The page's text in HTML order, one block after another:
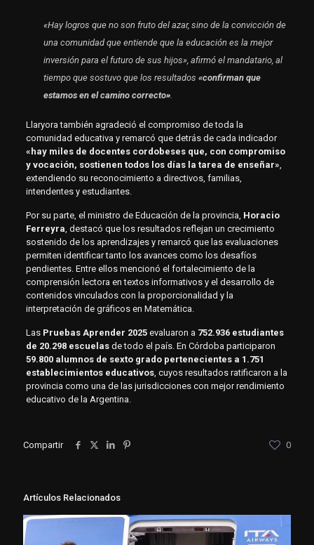
«Hay logros que no son fruto del azar, sino de la convicción de
una comunidad que entiende que la educación es la mejor
inversión para el futuro de sus hijos», afirmó el mandatario, al
tiempo que sostuvo que los resultados «confirman que
estamos en el camino correcto».
Llaryora también agradeció el compromiso de toda la
comunidad educativa y remarcó que detrás de cada indicador
«hay miles de docentes cordobeses que, con compromiso
y vocación, sostienen todos los días la tarea de enseñar»,
extendiendo su reconocimiento a directivos, familias,
intendentes y estudiantes.
Por su parte, el ministro de Educación de la provincia, Horacio
Ferreyra, destacó que los resultados reflejan un crecimiento
sostenido de los aprendizajes y remarcó que las evaluaciones
permiten identificar tanto los avances como los desafíos
pendientes. Entre ellos mencionó el fortalecimiento de la
comprensión lectora en textos informativos y el desarrollo de
contenidos vinculados con la proporcionalidad y la
interpretación de gráficos en Matemática.
Las Pruebas Aprender 2025evaluaron a 752.936 estudiantes
de 20.298 escuelasde todo el país. En Córdoba participaron
59.800 alumnos de sexto grado pertenecientes a 1.751
establecimientos educativos, cuyos resultados ratificaron a la
provincia como una de las jurisdicciones con mejor rendimiento
educativo de la Argentina.
Compartir 0
Artículos Relacionados